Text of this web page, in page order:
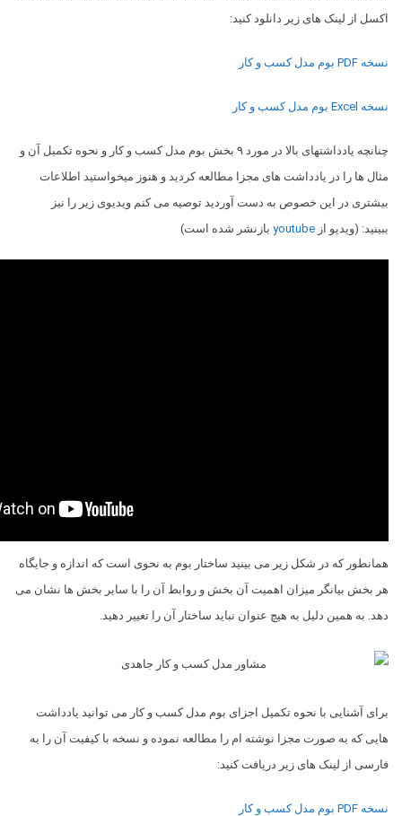
اکسل از لینک های زیر دانلود کنید:
نسخه PDF بوم مدل کسب و کار
نسخه Excel بوم مدل کسب و کار
چنانچه یادداشتهای بالا در مورد ۹ بخش بوم مدل کسب و کار و نحوه تکمیل آن و
مثال ها را در یادداشت های مجزا مطالعه کردید و هنوز میخواستید اطلاعات
بیشتری در این خصوص به دست آوردید توصیه می کنم ویدیوی زیر را نیز
ببینید: (ویدیو از youtube بازنشر شده است)
همانطور که در شکل زیر می بینید ساختار بوم به نحوی است که اندازه و جایگاه
هر بخش بیانگر میزان اهمیت آن بخش و روابط آن را با سایر بخش ها نشان می
دهد. به همین دلیل به هیچ عنوان نباید ساختار آن را تغییر دهید.
برای آشنایی با نحوه تکمیل اجزای بوم مدل کسب و کار می توانید یادداشت
هایی که به صورت مجزا نوشته ام را مطالعه نموده و نسخه با کیفیت آن را به
فارسی از لینک های زیر دریافت کنید:
نسخه PDF بوم مدل کسب و کار